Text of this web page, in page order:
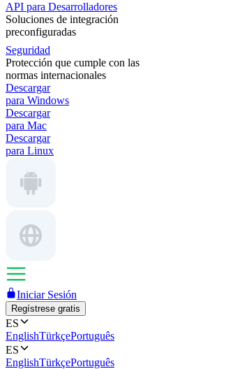
API para Desarrolladores
Soluciones de integración
preconfiguradas
Seguridad
Protección que cumple con las
normas internacionales
Descargar
para Windows
Descargar
para Mac
Descargar
para Linux
Iniciar Sesión
Regístrese gratis
ES
EnglishTürkçePortuguês
ES
EnglishTürkçePortuguês